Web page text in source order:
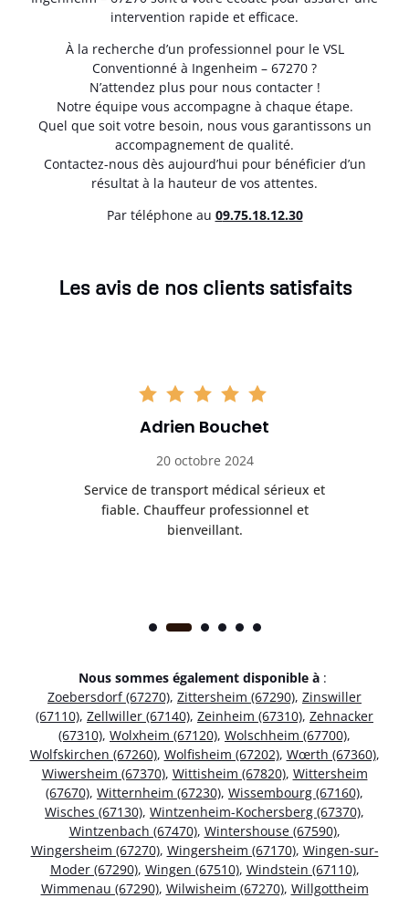
intervention rapide et efficace.
À la recherche d’un professionnel pour le VSL
Conventionné à Ingenheim – 67270 ?
N’attendez plus pour nous contacter !
Notre équipe vous accompagne à chaque étape.
Quel que soit votre besoin, nous vous garantissons un
accompagnement de qualité.
Contactez-nous dès aujourd’hui pour bénéficier d’un
résultat à la hauteur de vos attentes.
Par téléphone au 09.75.18.12.30
Les avis de nos clients satisfaits
Adrien Bouchet
20 octobre 2024
Service de transport médical sérieux et
fiable. Chauffeur professionnel et
bienveillant.
Nous sommes également disponible à :
Zoebersdorf (67270), Zittersheim (67290), Zinswiller
(67110), Zellwiller (67140), Zeinheim (67310), Zehnacker
(67310), Wolxheim (67120), Wolschheim (67700),
Wolfskirchen (67260), Wolfisheim (67202), Wœrth (67360),
Wiwersheim (67370), Wittisheim (67820), Wittersheim
(67670), Witternheim (67230), Wissembourg (67160),
Wisches (67130), Wintzenheim-Kochersberg (67370),
Wintzenbach (67470), Wintershouse (67590),
Wingersheim (67270), Wingersheim (67170), Wingen-sur-
Moder (67290), Wingen (67510), Windstein (67110),
Wimmenau (67290), Wilwisheim (67270), Willgottheim